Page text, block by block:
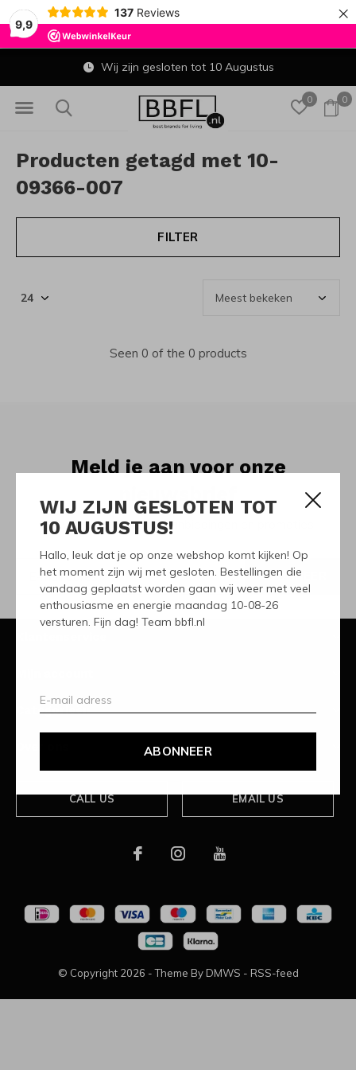
9,9
137 Reviews ×
WIJ ZIJN GESLOTEN TOT
10 AUGUSTUS!
Hallo, leuk dat je op onze webshop komt kijken! Op
het moment zijn wij met gesloten. Bestellingen die
vandaag geplaatst worden gaan wij weer met veel
enthousiasme en energie maandag 10-08-26
versturen. Fijn dag! Team bbfl.nl
ABONNEER
0 0
Wij zijn gesloten tot 10 Augustus
Producten getagd met 10-
09366-007
FILTER
Seen 0 of the 0 products
Meld je aan voor onze
Ontvang de nieuwste aanbiedingen en promoties
ABONNEER
Categorieën
CALL US EMAIL US
© Copyright 2026 - Theme By DMWS - RSS-feed